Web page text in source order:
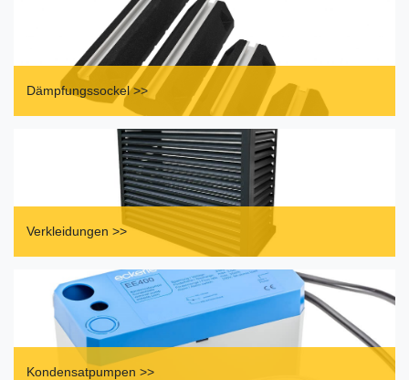
Dämpfungssockel >>
Verkleidungen >>
Kondensatpumpen >>